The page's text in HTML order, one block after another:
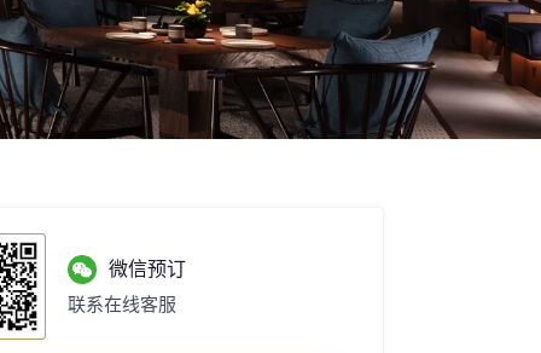
微信预订
联系在线客服